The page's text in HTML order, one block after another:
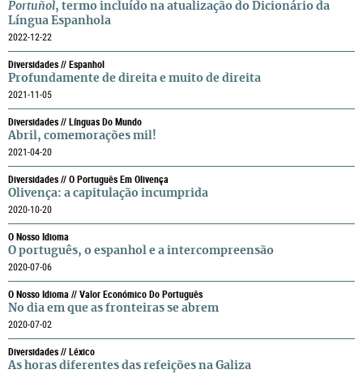
Portuñol, termo incluído na atualização do Dicionário da
Língua Espanhola
2022-12-22
Diversidades // Espanhol
Profundamente de direita e muito de direita
2021-11-05
Diversidades // Línguas Do Mundo
Abril, comemorações mil!
2021-04-20
Diversidades // O Português Em Olivença
Olivença: a capitulação incumprida
2020-10-20
O Nosso Idioma
O português, o espanhol e a intercompreensão
2020-07-06
O Nosso Idioma // Valor Económico Do Português
No dia em que as fronteiras se abrem
2020-07-02
Diversidades // Léxico
As horas diferentes das refeições na Galiza